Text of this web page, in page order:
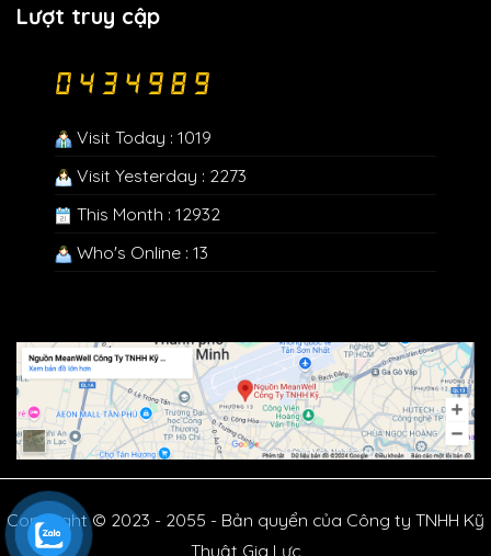
Lượt truy cập
Visit Today : 1019
Visit Yesterday : 2273
This Month : 12932
Who's Online : 13
Copyright © 2023 - 2055 - Bản quyển của Công ty TNHH Kỹ
Thuật Gia Lực